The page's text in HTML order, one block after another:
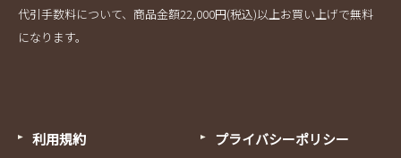
代引手数料について、商品金額22,000円(税込)以上お買い上げで無料
になります。
利用規約
プライバシーポリシー